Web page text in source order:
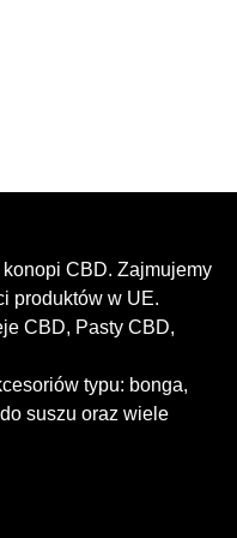
CBD. Zajmujemy
produktów w UE.
CBD, Pasty CBD,
typu: bonga,
suszu oraz wiele